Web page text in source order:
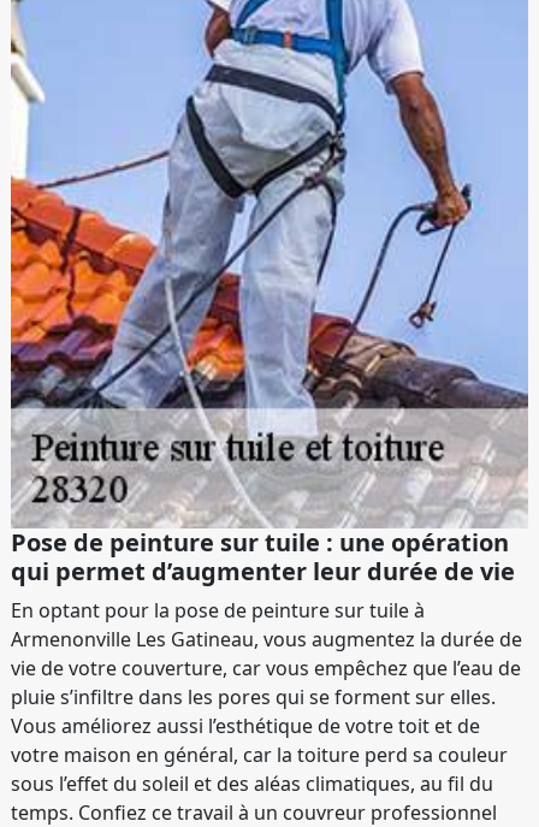
Pose de peinture sur tuile : une opération
qui permet d’augmenter leur durée de vie
En optant pour la pose de peinture sur tuile à
Armenonville Les Gatineau, vous augmentez la durée de
vie de votre couverture, car vous empêchez que l’eau de
pluie s’infiltre dans les pores qui se forment sur elles.
Vous améliorez aussi l’esthétique de votre toit et de
votre maison en général, car la toiture perd sa couleur
sous l’effet du soleil et des aléas climatiques, au fil du
temps. Confiez ce travail à un couvreur professionnel